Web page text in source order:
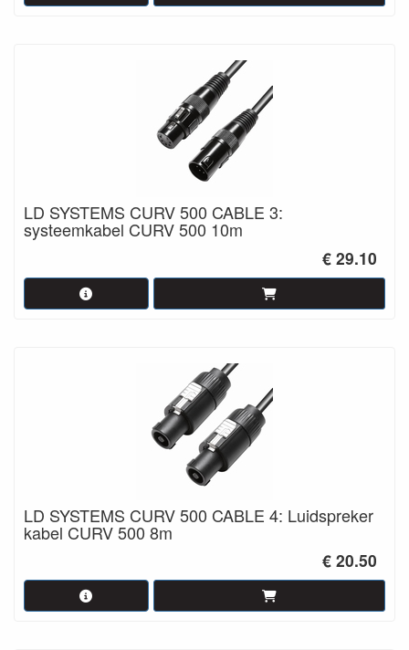
LD SYSTEMS CURV 500 CABLE 3:
systeemkabel CURV 500 10m
€ 29.10
LD SYSTEMS CURV 500 CABLE 4: Luidspreker
kabel CURV 500 8m
€ 20.50